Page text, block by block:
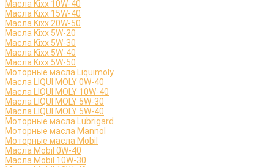
Масла Kixx 10W-40
Масла Kixx 15W-40
Масла Kixx 20W-50
Масла Kixx 5W-20
Масла Kixx 5W-30
Масла Kixx 5W-40
Масла Kixx 5W-50
Моторные масла Liquimoly
Масла LIQUI MOLY 0W-40
Масла LIQUI MOLY 10W-40
Масла LIQUI MOLY 5W-30
Масла LIQUI MOLY 5W-40
Моторные масла Lubrigard
Моторные масла Mannol
Моторные масла Mobil
Масла Mobil 0W-40
Масла Mobil 10W-30